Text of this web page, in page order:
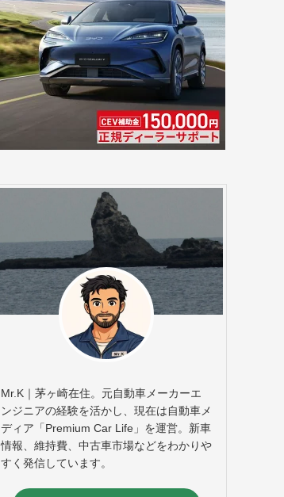
Mr.K｜茅ヶ崎在住。元自動車メーカーエ
ンジニアの経験を活かし、現在は自動車メ
ディア「Premium Car Life」を運営。新車
情報、維持費、中古車市場などをわかりや
すく発信しています。